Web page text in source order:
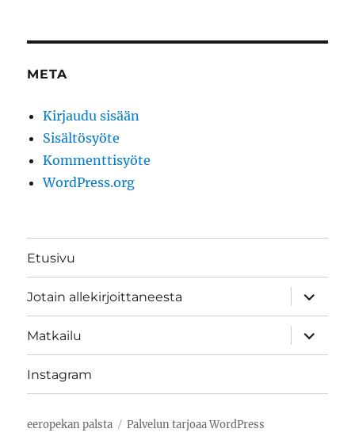
META
Kirjaudu sisään
Sisältösyöte
Kommenttisyöte
WordPress.org
Etusivu
Jotain allekirjoittaneesta
näytä
Matkailu
näytä
Instagram
eeropekan palsta Palvelun tarjoaa WordPress